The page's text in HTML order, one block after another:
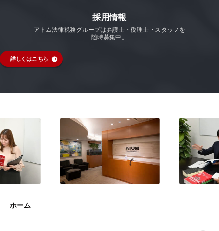
採用情報
アトム法律税務グループは弁護士・税理士・スタッフを
随時募集中。
詳しくはこちら
ホーム